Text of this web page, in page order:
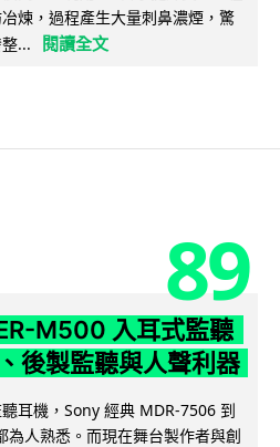
煉，過程產生大量刺鼻濃煙，驚
...
閱讀全文
89
M500 入耳式監聽
後製監聽與人聲利器
耳機，Sony 經典 MDR-7506 到
人熟悉。而現在舞台製作者與創